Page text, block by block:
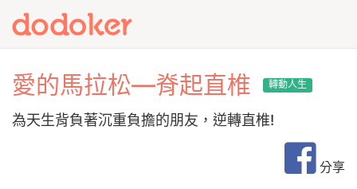
愛的馬拉松—脊起直椎 轉動人生
為天生背負著沉重負擔的朋友，逆轉直椎!
分享